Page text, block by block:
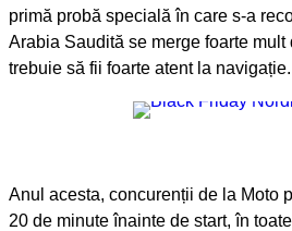
primă probă specială în care s-a
Arabia Saudită se merge foarte mult
trebuie să fii foarte atent la navigație.
Anul acesta, concurenții de la Moto
20 de minute înainte de start, în